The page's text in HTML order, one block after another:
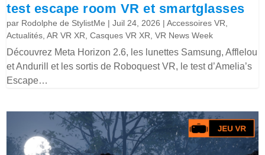
test escape room VR et smartglasses
par Rodolphe de StylistMe |Juil 24, 2026 |Accessoires VR
Actualités ,AR VR XR ,Casques VR XR ,VR News Week
Découvrez Meta Horizon 2.6, les lunettes Samsung, Afflelou
et Andurill et les sortis de Roboquest VR, le test d’Amelia’s
Escape…